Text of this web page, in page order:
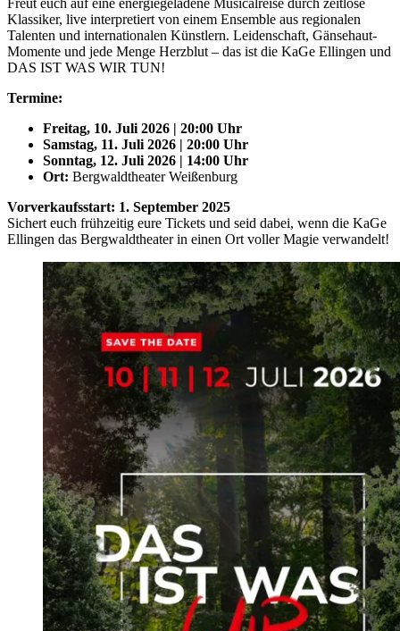
Klassiker, live interpretiert von einem Ensemble aus regionalen
Talenten und internationalen Künstlern. Leidenschaft, Gänsehaut-
Momente und jede Menge Herzblut – das ist die KaGe Ellingen und
DAS IST WAS WIR TUN!
Termine:
Freitag, 10. Juli 2026 | 20:00 Uhr
Samstag, 11. Juli 2026 | 20:00 Uhr
Sonntag, 12. Juli 2026 | 14:00 Uhr
Ort: Bergwaldtheater Weißenburg
Vorverkaufsstart: 1. September 2025
Sichert euch frühzeitig eure Tickets und seid dabei, wenn die KaGe
Ellingen das Bergwaldtheater in einen Ort voller Magie verwandelt!